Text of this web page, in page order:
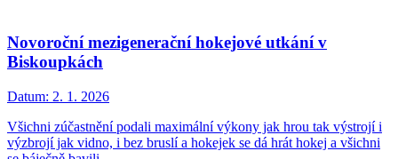
Novoroční mezigenerační hokejové utkání v
Biskoupkách
Datum: 2. 1. 2026
Všichni zúčastnění podali maximální výkony jak hrou tak výstrojí i
výzbrojí jak vidno, i bez bruslí a hokejek se dá hrát hokej a všichni